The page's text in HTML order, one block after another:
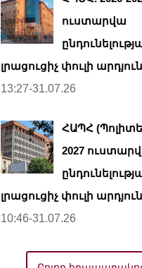
ուստարվա
լրացուցիչ փուլի
13:27-31.07.26
ՀԱՊՀ
2027
լրացուցիչ փուլի
10:46-31.07.26